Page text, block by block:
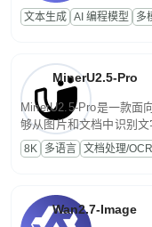
话端到端交付生产级成
程，支持超长文档与长
文本生成 AI 编程模型 多
MinerU2.5-Pro
MinerU2.5-Pro是一款面
够从图片和文档中识别
为便于存储、检索和二次
8K 多语言 文档处理/OCR
Wan2.7-Image